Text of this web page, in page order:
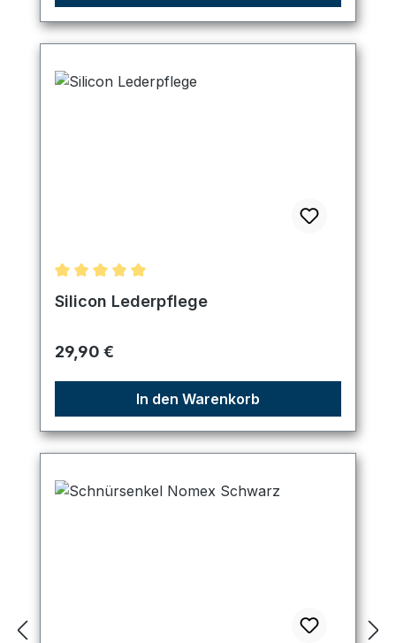
Durchschnittliche Bewertung von 5 von 5 Sternen
Silicon Lederpflege
Regulärer Preis:
29,90 €
In den Warenkorb